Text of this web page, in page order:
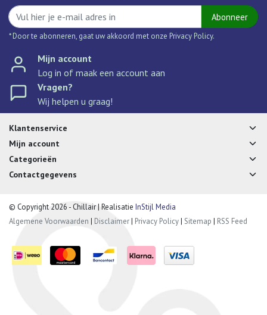
Abonneer
* Door te abonneren, gaat uw akkoord met onze Privacy Policy.
Mijn account
Log in of maak een account aan
Vragen?
Wij helpen u graag!
Klantenservice
Mijn account
Categorieën
Contactgegevens
© Copyright 2026 - Chillair | Realisatie InStijl Media
Algemene Voorwaarden | Disclaimer| Privacy Policy| Sitemap | RSS Feed